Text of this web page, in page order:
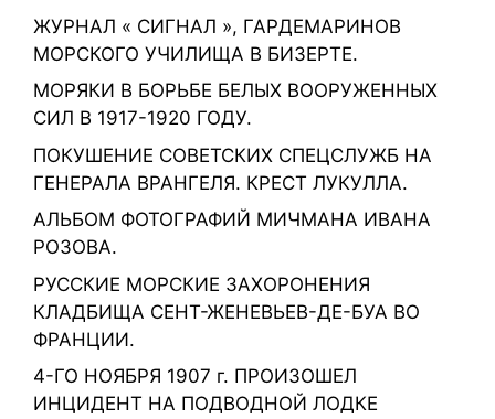
ЖУРНАЛ « СИГНАЛ », ГАРДЕМАРИНОВ
МОРСКОГО УЧИЛИЩА В БИЗЕРТЕ.
МОРЯКИ В БОРЬБЕ БЕЛЫХ ВООРУЖЕННЫХ
СИЛ В 1917-1920 ГОДУ.
ПОКУШЕНИЕ СОВЕТСКИХ СПЕЦСЛУЖБ НА
ГЕНЕРАЛА ВРАНГЕЛЯ. КРЕСТ ЛУКУЛЛА.
АЛЬБОМ ФОТОГРАФИЙ МИЧМАНА ИВАНА
РОЗОВА.
РУССКИЕ МОРСКИЕ ЗАХОРОНЕНИЯ
КЛАДБИЩА СЕНТ-ЖЕНЕВЬЕВ-ДЕ-БУА ВО
ФРАНЦИИ.
4-ГО НОЯБРЯ 1907 г. ПРОИЗОШЕЛ
ИНЦИДЕНТ НА ПОДВОДНОЙ ЛОДКЕ